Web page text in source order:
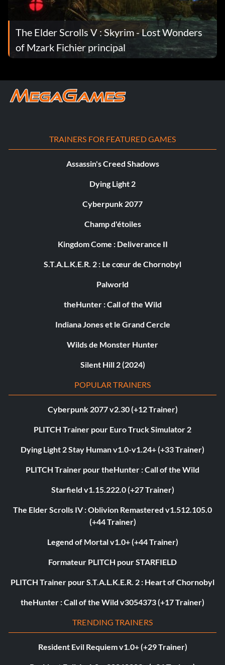
The Elder Scrolls V : Skyrim - Lost Wonders
of Mzark Fichier principal
TRAINERS FOR FEATURED GAMES
Assassin's Creed Shadows
Dying Light 2
Cyberpunk 2077
Champ d'étoiles
Kingdom Come : Deliverance II
S.T.A.L.K.E.R. 2 : Le cœur de Chornobyl
Palworld
theHunter : Call of the Wild
Indiana Jones et le Grand Cercle
Wilds de Monster Hunter
Silent Hill 2 (2024)
POPULAR TRAINERS
Cyberpunk 2077 v2.30 (+12 Trainer)
PLITCH Trainer pour Euro Truck Simulator 2
Dying Light 2 Stay Human v1.0-v1.24+ (+33 Trainer)
PLITCH Trainer pour theHunter : Call of the Wild
Starfield v1.15.222.0 (+27 Trainer)
The Elder Scrolls IV : Oblivion Remastered v1.512.105.0
(+44 Trainer)
Legend of Mortal v1.0+ (+44 Trainer)
Formateur PLITCH pour STARFIELD
PLITCH Trainer pour S.T.A.L.K.E.R. 2 : Heart of Chornobyl
theHunter : Call of the Wild v3054373 (+17 Trainer)
TRENDING TRAINERS
Resident Evil Requiem v1.0+ (+29 Trainer)